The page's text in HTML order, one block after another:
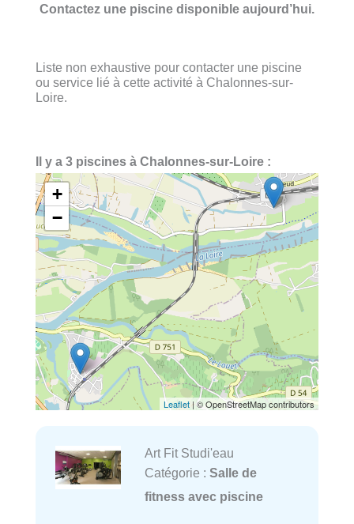
Contactez une piscine disponible aujourd’hui.
Liste non exhaustive pour contacter une piscine
ou service lié à cette activité à Chalonnes-sur-
Loire.
Il y a 3 piscines à Chalonnes-sur-Loire :
+
−
Leaflet| © OpenStreetMap contributors
Art Fit Studi'eau
Catégorie : Salle de
fitness avec piscine